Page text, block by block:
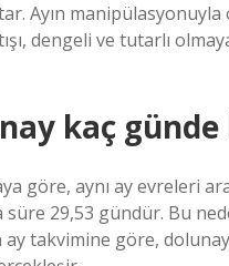
Ayın
dengeli ve tutarlı
kaç
göre, aynı ay evreleri
29,53 gündür. Bu
ay takvimine göre, dolunay